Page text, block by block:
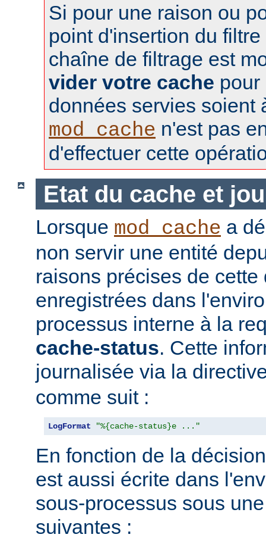
Si pour une raison ou
point d'insertion du filtre
chaîne de filtrage est
vider votre cache pour
données servies soient
mod_cache n'est pas
d'effectuer cette
Etat du cache et
Lorsque mod_cache a
non servir une entité
raisons précises de cette
enregistrées dans
processus interne à la
cache-status. Cette
journalisée via la
comme suit :
LogFormat "%{cache-status}e ..."
En fonction de la
est aussi écrite dans
sous-processus sous
suivantes :